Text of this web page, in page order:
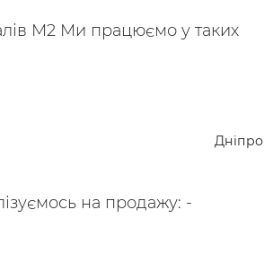
М2 Ми працюємо у таких
Дніпро
на продажу: -